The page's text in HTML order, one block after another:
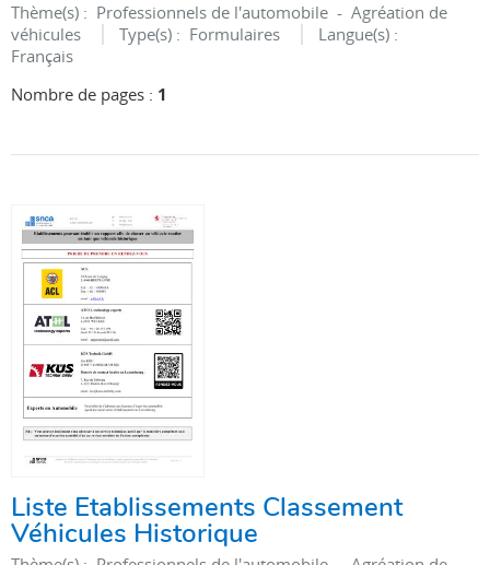
Thème(s) : Professionnels de l'automobile - Agréation de
véhicules
Type(s) : Formulaires
Langue(s) :
Français
Nombre de pages : 1
Liste Etablissements Classement
Véhicules Historique